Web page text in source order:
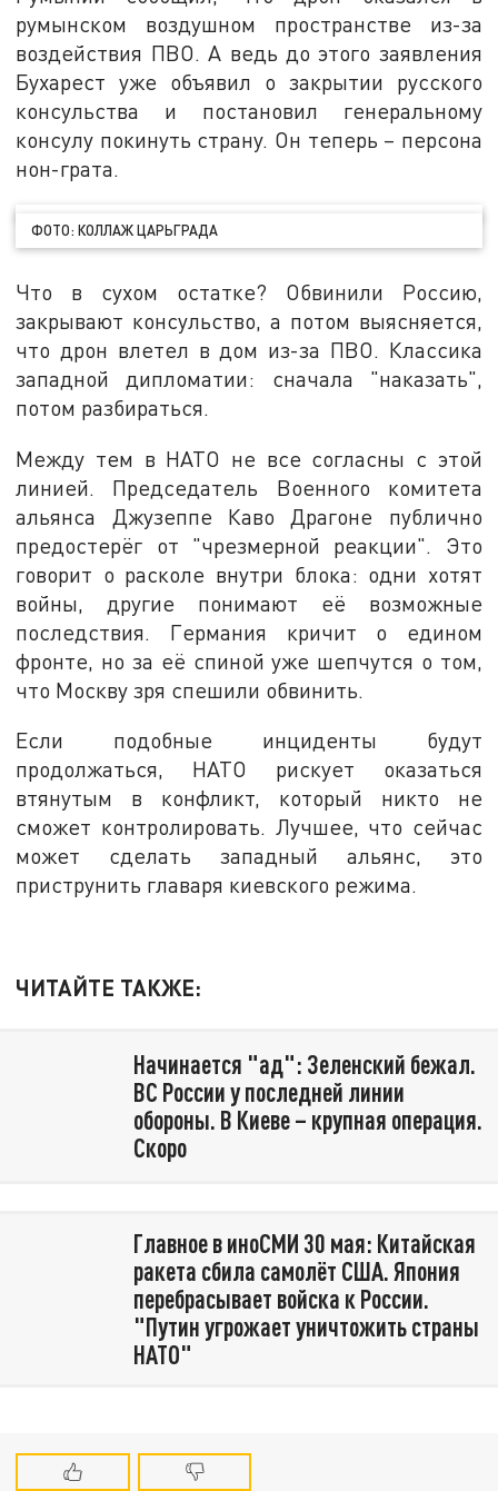
румынском воздушном пространстве из-за
воздействия ПВО. А ведь до этого заявления
Бухарест уже объявил о закрытии русского
консульства и постановил генеральному
консулу покинуть страну. Он теперь – персона
нон-грата.
ФОТО: КОЛЛАЖ ЦАРЬГРАДА
Что в сухом остатке? Обвинили Россию,
закрывают консульство, а потом выясняется,
что дрон влетел в дом из-за ПВО. Классика
западной дипломатии: сначала "наказать",
потом разбираться.
Между тем в НАТО не все согласны с этой
линией. Председатель Военного комитета
альянса Джузеппе Каво Драгоне публично
предостерёг от "чрезмерной реакции". Это
говорит о расколе внутри блока: одни хотят
войны, другие понимают её возможные
последствия. Германия кричит о едином
фронте, но за её спиной уже шепчутся о том,
что Москву зря спешили обвинить.
Если подобные инциденты будут
продолжаться, НАТО рискует оказаться
втянутым в конфликт, который никто не
сможет контролировать. Лучшее, что сейчас
может сделать западный альянс, это
приструнить главаря киевского режима.
ЧИТАЙТЕ ТАКЖЕ:
Начинается "ад": Зеленский бежал.
ВС России у последней линии
обороны. В Киеве – крупная операция.
Скоро
Главное в иноСМИ 30 мая: Китайская
ракета сбила самолёт США. Япония
перебрасывает войска к России.
"Путин угрожает уничтожить страны
НАТО"